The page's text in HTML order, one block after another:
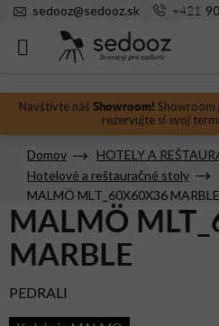
Prejsť
Navštívte náš Showroom! Showroom
rezervujte si svoj
sedooz@sedooz.sk +421
Domov
HOTELY A
Hotelové a reštauračné stoly
MALMÖ MLT_60X60X36 MARBLE
MALMÖ
MARBLE
PEDRALI